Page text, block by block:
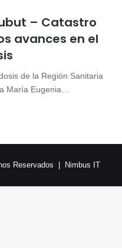
– Catastro
avances en el
de la Región Sanitaria
María Eugenia…
Reservados | Nimbus IT